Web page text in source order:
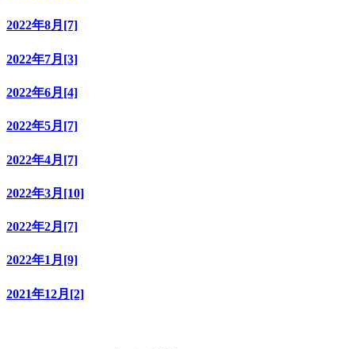
2022年8月[7]
2022年7月[3]
2022年6月[4]
2022年5月[7]
2022年4月[7]
2022年3月[10]
2022年2月[7]
2022年1月[9]
2021年12月[2]